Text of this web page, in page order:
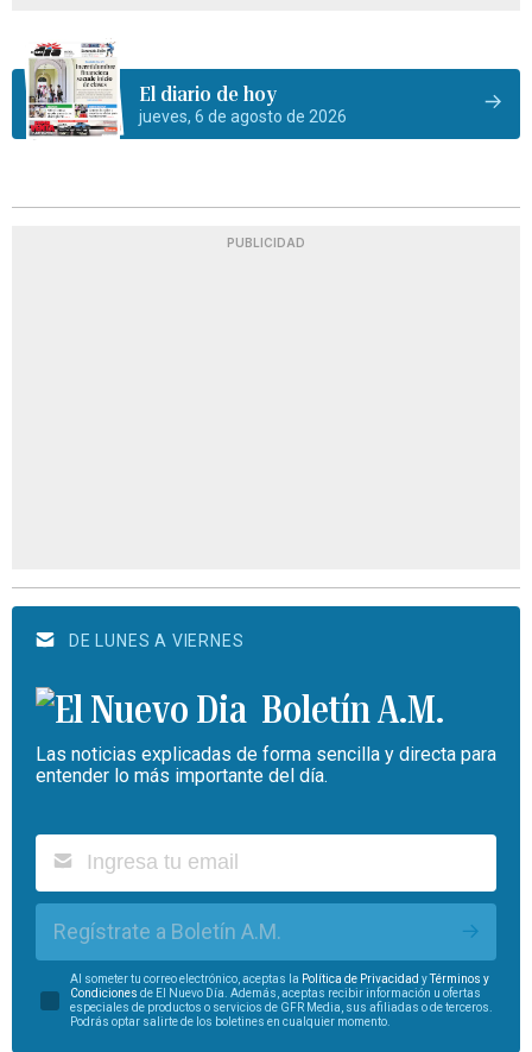
El diario de hoy
jueves, 6 de agosto de 2026
PUBLICIDAD
DE LUNES A VIERNES
Boletín A.M.
Las noticias explicadas de forma sencilla y directa para
entender lo más importante del día.
Regístrate a Boletín A.M.
Al someter tu correo electrónico, aceptas la Política de Privacidad yTérminos y
Condiciones de El Nuevo Día. Además, aceptas recibir información u ofertas
especiales de productos o servicios de GFR Media, sus afiliadas o de terceros.
Podrás optar salirte de los boletines en cualquier momento.